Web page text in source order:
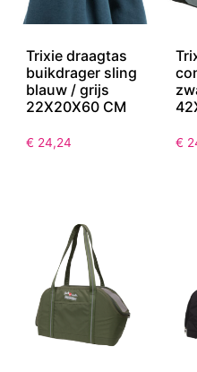
Trixie draagtas
buikdrager sling
blauw / grijs
22X20X60 CM
€ 24,24 €